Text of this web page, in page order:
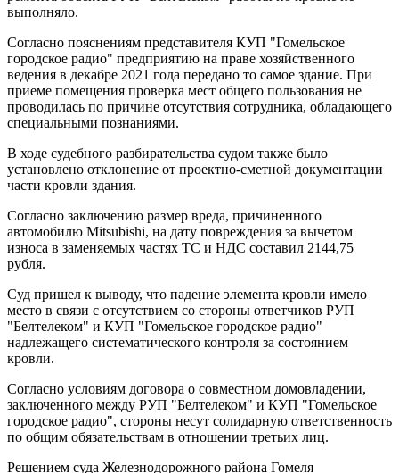
выполняло.
Согласно пояснениям представителя КУП "Гомельское
городское радио" предприятию на праве хозяйственного
ведения в декабре 2021 года передано то самое здание. При
приеме помещения проверка мест общего пользования не
проводилась по причине отсутствия сотрудника, обладающего
специальными познаниями.
В ходе судебного разбирательства судом также было
установлено отклонение от проектно-сметной документации
части кровли здания.
Согласно заключению размер вреда, причиненного
автомобилю Mitsubishi, на дату повреждения за вычетом
износа в заменяемых частях ТС и НДС составил 2144,75
рубля.
Суд пришел к выводу, что падение элемента кровли имело
место в связи с отсутствием со стороны ответчиков РУП
"Белтелеком" и КУП "Гомельское городское радио"
надлежащего систематического контроля за состоянием
кровли.
Согласно условиям договора о совместном домовладении,
заключенного между РУП "Белтелеком" и КУП "Гомельское
городское радио", стороны несут солидарную ответственность
по общим обязательствам в отношении третьих лиц.
Решением суда Железнодорожного района Гомеля